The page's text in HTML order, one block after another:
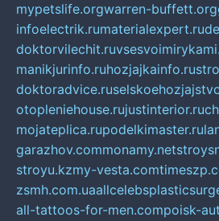
mypetslife.orgwarren-buffett.org
infoelectrik.rumaterialexpert.ru
doktorvilechit.ru
manikjurinfo.ruhozjajkainfo.ru
doktoradvice.ru
otopleniehouse.rujustinterior.ru
mojateplica.rupodelkimaster.ru
garazhov.commonamy.net
stroyu.kzmy-vesta.com
zsmh.com.ua
all-tattoos-for-men.compoisk-